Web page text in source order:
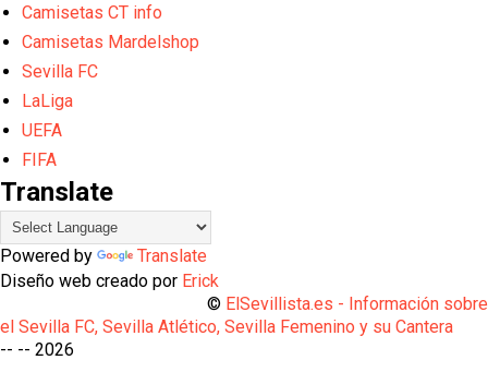
Camisetas CT info
Camisetas Mardelshop
Sevilla FC
LaLiga
UEFA
FIFA
Translate
Powered by
Translate
Diseño web creado por Erick
© ElSevillista.es - Información sobre
el Sevilla FC, Sevilla Atlético, Sevilla Femenino y su Cantera
-- -- 2026